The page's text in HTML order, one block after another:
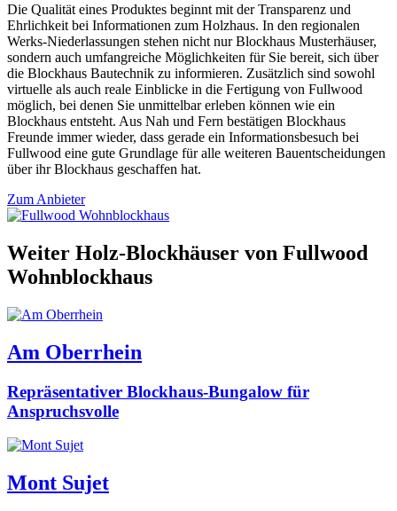
Die Qualität eines Produktes beginnt mit der Transparenz und
Ehrlichkeit bei Informationen zum Holzhaus. In den regionalen
Werks-Niederlassungen stehen nicht nur Blockhaus Musterhäuser,
sondern auch umfangreiche Möglichkeiten für Sie bereit, sich über
die Blockhaus Bautechnik zu informieren. Zusätzlich sind sowohl
virtuelle als auch reale Einblicke in die Fertigung von Fullwood
möglich, bei denen Sie unmittelbar erleben können wie ein
Blockhaus entsteht. Aus Nah und Fern bestätigen Blockhaus
Freunde immer wieder, dass gerade ein Informationsbesuch bei
Fullwood eine gute Grundlage für alle weiteren Bauentscheidungen
über ihr Blockhaus geschaffen hat.
Zum Anbieter
Weiter Holz-Blockhäuser von Fullwood
Wohnblockhaus
Am Oberrhein
Repräsentativer Blockhaus-Bungalow für
Anspruchsvolle
Mont Sujet